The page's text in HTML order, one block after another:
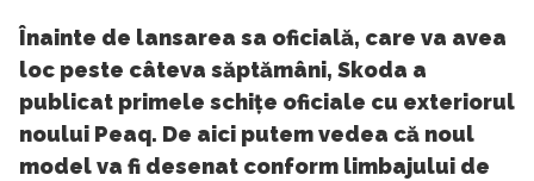
Înainte de lansarea sa oficială, care va avea
loc peste câteva săptămâni, Skoda a
publicat primele schițe oficiale cu exteriorul
noului Peaq. De aici putem vedea că noul
model va fi desenat conform limbajului de